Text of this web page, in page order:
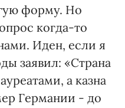
форму. Но
когда-то
Иден, если я
заявил: «Страна
а казна
Германии - до